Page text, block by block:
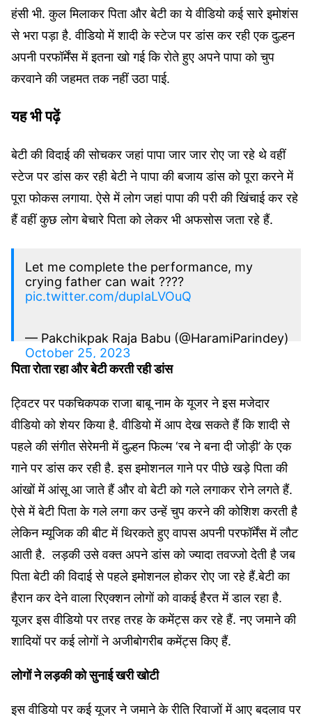
हंसी भी. कुल मिलाकर पिता और बेटी का ये वीडियो कई सारे इमोशंस
से भरा पड़ा है. वीडियो में शादी के स्टेज पर डांस कर रही एक दुल्हन
अपनी परफॉर्मेंस में इतना खो गई कि रोते हुए अपने पापा को चुप
करवाने की जहमत तक नहीं उठा पाई.
यह भी पढ़ें
बेटी की विदाई की सोचकर जहां पापा जार जार रोए जा रहे थे वहीं
स्टेज पर डांस कर रही बेटी ने पापा की बजाय डांस को पूरा करने में
पूरा फोकस लगाया. ऐसे में लोग जहां पापा की परी की खिंचाई कर रहे
हैं वहीं कुछ लोग बेचारे पिता को लेकर भी अफसोस जता रहे हैं.
Let me complete the performance, my
crying father can wait ????
pic.twitter.com/dupIaLVOuQ
— Pakchikpak Raja Babu (@HaramiParindey)
October 25, 2023
पिता रोता रहा और बेटी करती रही डांस
ट्विटर पर पकचिकपक राजा बाबू नाम के यूजर ने इस मजेदार
वीडियो को शेयर किया है. वीडियो में आप देख सकते हैं कि शादी से
पहले की संगीत सेरेमनी में दुल्हन फिल्म ‘रब ने बना दी जोड़ी’ के एक
गाने पर डांस कर रही है. इस इमोशनल गाने पर पीछे खड़े पिता की
आंखों में आंसू आ जाते हैं और वो बेटी को गले लगाकर रोने लगते हैं.
ऐसे में बेटी पिता के गले लगा कर उन्हें चुप करने की कोशिश करती है
लेकिन म्यूजिक की बीट में थिरकते हुए वापस अपनी परफॉर्मेंस में लौट
आती है. लड़की उसे वक्त अपने डांस को ज्यादा तवज्जो देती है जब
पिता बेटी की विदाई से पहले इमोशनल होकर रोए जा रहे हैं.बेटी का
हैरान कर देने वाला रिएक्शन लोगों को वाकई हैरत में डाल रहा है.
यूजर इस वीडियो पर तरह तरह के कमेंट्स कर रहे हैं. नए जमाने की
शादियों पर कई लोगों ने अजीबोगरीब कमेंट्स किए हैं.
लोगों ने लड़की को सुनाई खरी खोटी
इस वीडियो पर कई यूजर ने जमाने के रीति रिवाजों में आए बदलाव पर